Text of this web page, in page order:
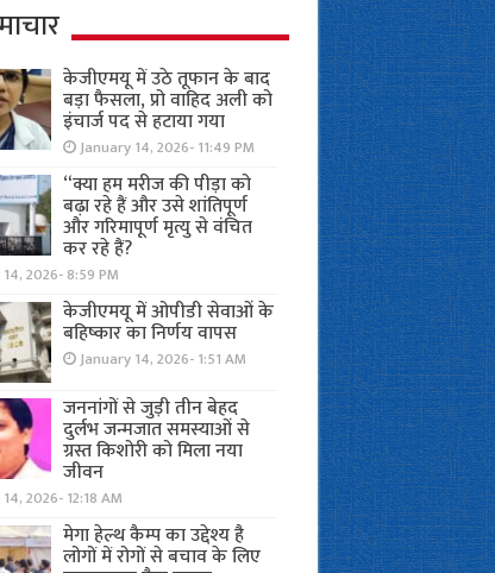
केजीएमयू में उठे तूफान के बाद
बड़ा फैसला, प्रो वाहिद अली को
इंचार्ज पद से हटाया गया
January 14, 2026- 11:49 PM
“क्या हम मरीज की पीड़ा को
बढ़ा रहे हैं और उसे शांतिपूर्ण
और गरिमापूर्ण मृत्यु से वंचित
कर रहे हैं?
2026- 8:59 PM
केजीएमयू में ओपीडी सेवाओं के
बहिष्कार का निर्णय वापस
January 14, 2026- 1:51 AM
जननांगों से जुड़ी तीन बेहद
दुर्लभ जन्मजात समस्याओं से
ग्रस्त किशोरी को मिला नया
जीवन
2026- 12:18 AM
मेगा हेल्थ कैम्प का उद्देश्य है
लोगों में रोगों से बचाव के लिए